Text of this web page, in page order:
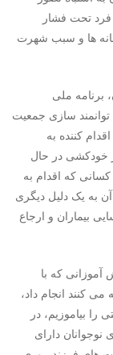
فرد تحت فشار
ها و سبب شهرت
برنامه ملی
توانمند سازی جمعیت
کننده به
خودکشی در حال
که اقدام به
به یک دلیل دیگری
بیماران و ارجاع
آموزانی که با
کنند انجام داد،
بیاموزیم، در
نوجوانان دارای